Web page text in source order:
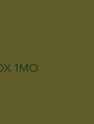
1MO